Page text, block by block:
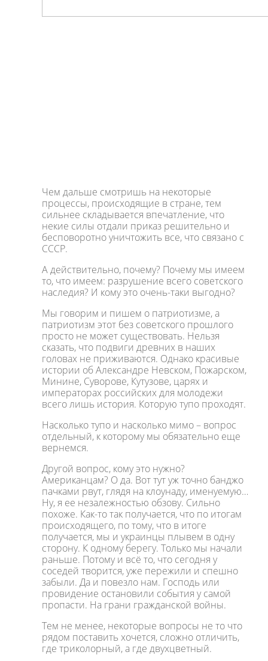
Чем дальше смотришь на некоторые
процессы, происходящие в стране, тем
сильнее складывается впечатление, что
некие силы отдали приказ решительно и
бесповоротно уничтожить все, что связано с
СССР.
А действительно, почему? Почему мы имеем
то, что имеем: разрушение всего советского
наследия? И кому это очень-таки выгодно?
Мы говорим и пишем о патриотизме, а
патриотизм этот без советского прошлого
просто не может существовать. Нельзя
сказать, что подвиги древних в наших
головах не приживаются. Однако красивые
истории об Александре Невском, Пожарском,
Минине, Суворове, Кутузове, царях и
императорах российских для молодежи
всего лишь история. Которую тупо проходят.
Насколько тупо и насколько мимо – вопрос
отдельный, к которому мы обязательно еще
вернемся.
Другой вопрос, кому это нужно?
Американцам? О да. Вот тут уж точно банджо
пачками рвут, глядя на клоунаду, именуемую…
Ну, я ее незалежностью обзову. Сильно
похоже. Как-то так получается, что по итогам
происходящего, по тому, что в итоге
получается, мы и украинцы плывем в одну
сторону. К одному берегу. Только мы начали
раньше. Потому и всё то, что сегодня у
соседей творится, уже пережили и спешно
забыли. Да и повезло нам. Господь или
провидение остановили события у самой
пропасти. На грани гражданской войны.
Тем не менее, некоторые вопросы не то что
рядом поставить хочется, сложно отличить,
где триколорный, а где двухцветный.